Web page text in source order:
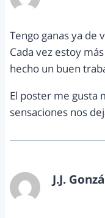
Tengo ganas ya de
Cada vez estoy
hecho un buen
El poster me gusta
sensaciones nos
J.J.